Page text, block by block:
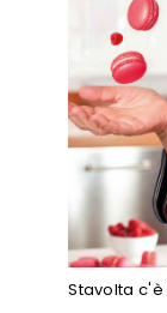
Stavolta